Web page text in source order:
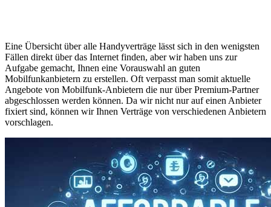
Eine Übersicht über alle Handyverträge lässt sich in den wenigsten
Fällen direkt über das Internet finden, aber wir haben uns zur
Aufgabe gemacht, Ihnen eine Vorauswahl an guten
Mobilfunkanbietern zu erstellen. Oft verpasst man somit aktuelle
Angebote von Mobilfunk-Anbietern die nur über Premium-Partner
abgeschlossen werden können. Da wir nicht nur auf einen Anbieter
fixiert sind, können wir Ihnen Verträge von verschiedenen Anbietern
vorschlagen.